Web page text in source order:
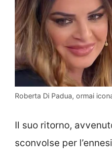
Roberta Di Padua, ormai
Il suo ritorno,
sconvolse per